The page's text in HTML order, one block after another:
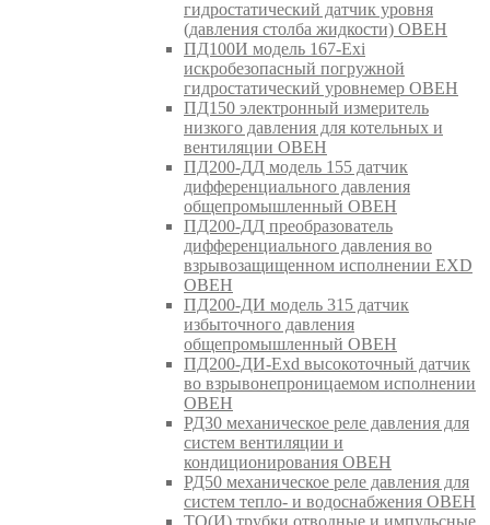
гидростатический датчик уровня
(давления столба жидкости) ОВЕН
ПД100И модель 167-Exi
искробезопасный погружной
гидростатический уровнемер ОВЕН
ПД150 электронный измеритель
низкого давления для котельных и
вентиляции ОВЕН
ПД200-ДД модель 155 датчик
дифференциального давления
общепромышленный ОВЕН
ПД200-ДД преобразователь
дифференциального давления во
взрывозащищенном исполнении EXD
ОВЕН
ПД200-ДИ модель 315 датчик
избыточного давления
общепромышленный ОВЕН
ПД200-ДИ-Exd высокоточный датчик
во взрывонепроницаемом исполнении
ОВЕН
РД30 механическое реле давления для
систем вентиляции и
кондиционирования ОВЕН
РД50 механическое реле давления для
систем тепло- и водоснабжения ОВЕН